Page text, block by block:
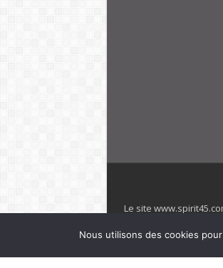
Le site
villages. Club Med
officiel de la marque
Nous utilisons des cookies